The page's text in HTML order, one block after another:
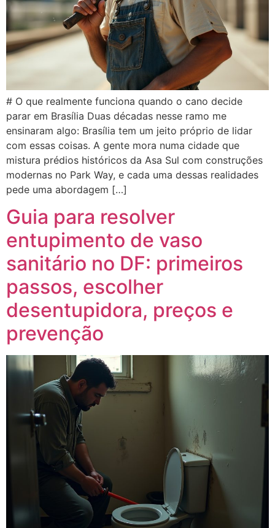
# O que realmente funciona quando o cano decide
parar em Brasília Duas décadas nesse ramo me
ensinaram algo: Brasília tem um jeito próprio de lidar
com essas coisas. A gente mora numa cidade que
mistura prédios históricos da Asa Sul com construções
modernas no Park Way, e cada uma dessas realidades
pede uma abordagem […]
Guia para resolver
entupimento de vaso
sanitário no DF: primeiros
passos, escolher
desentupidora, preços e
prevenção